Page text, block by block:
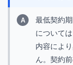
最低契約
について
内容によ
ん。契約